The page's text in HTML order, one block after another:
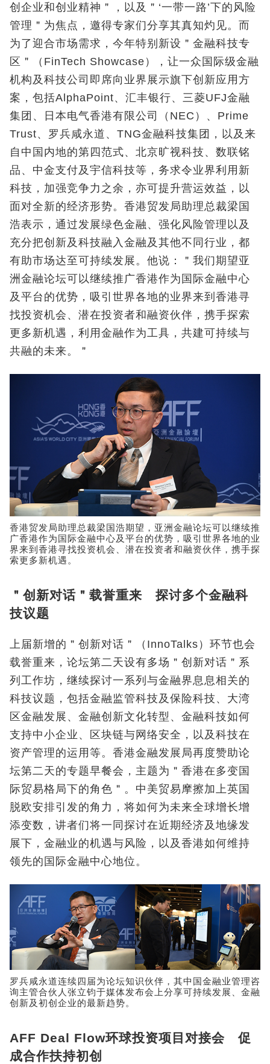
创企业和创业精神＂，以及＂‘一带一路’下的风险
管理＂为焦点，邀得专家们分享其真知灼见。而
为了迎合市场需求，今年特别新设＂金融科技专
区＂（FinTech Showcase），让一众国际级金融
机构及科技公司即席向业界展示旗下创新应用方
案，包括AlphaPoint、汇丰银行、三菱UFJ金融
集团、日本电气香港有限公司（NEC）、Prime
Trust、罗兵咸永道、TNG金融科技集团，以及来
自中国内地的第四范式、北京旷视科技、数联铭
品、中金支付及宇信科技等，务求令业界利用新
科技，加强竞争力之余，亦可提升营运效益，以
面对全新的经济形势。香港贸发局助理总裁梁国
浩表示，通过发展绿色金融、强化风险管理以及
充分把创新及科技融入金融及其他不同行业，都
有助市场达至可持续发展。他说：＂我们期望亚
洲金融论坛可以继续推广香港作为国际金融中心
及平台的优势，吸引世界各地的业界来到香港寻
找投资机会、潜在投资者和融资伙伴，携手探索
更多新机遇，利用金融作为工具，共建可持续与
共融的未来。＂
香港贸发局助理总裁梁国浩期望，亚洲金融论坛可以继续推
广香港作为国际金融中心及平台的优势，吸引世界各地的业
界来到香港寻找投资机会、潜在投资者和融资伙伴，携手探
索更多新机遇。
＂创新对话＂载誉重来 探讨多个金融科
技议题
上届新增的＂创新对话＂（InnoTalks）环节也会
载誉重来，论坛第二天设有多场＂创新对话＂系
列工作坊，继续探讨一系列与金融界息息相关的
科技议题，包括金融监管科技及保险科技、大湾
区金融发展、金融创新文化转型、金融科技如何
支持中小企业、区块链与网络安全，以及科技在
资产管理的运用等。香港金融发展局再度赞助论
坛第二天的专题早餐会，主题为＂香港在多变国
际贸易格局下的角色＂。中美贸易摩擦加上英国
脱欧安排引发的角力，将如何为未来全球增长增
添变数，讲者们将一同探讨在近期经济及地缘发
展下，金融业的机遇与风险，以及香港如何维持
领先的国际金融中心地位。
罗兵咸永道连续四届为论坛知识伙伴，其中国金融业管理咨
询主管合伙人张立钧于媒体发布会上分享可持续发展、金融
创新及初创企业的最新趋势。
AFF Deal Flow环球投资项目对接会 促
成合作扶持初创